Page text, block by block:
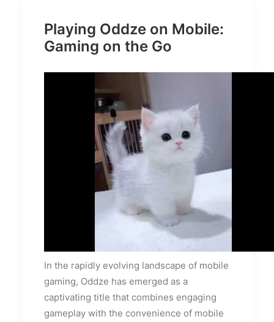
Playing Oddze on Mobile:
Gaming on the Go
In the rapidly evolving landscape of mobile
gaming, Oddze has emerged as a
captivating title that combines engaging
gameplay with the convenience of mobile